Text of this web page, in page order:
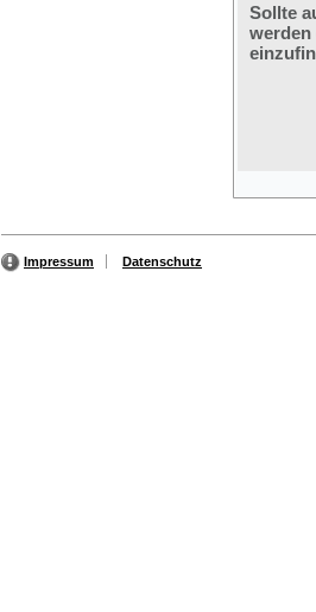
Sollte
werden
Impressum Datenschutz